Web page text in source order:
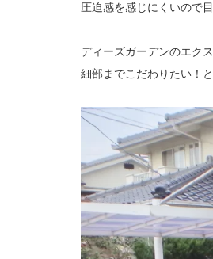
圧迫感を感じにくいので
ディーズガーデンのエク
細部までこだわりたい！